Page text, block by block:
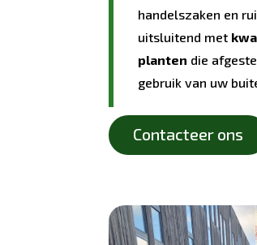
handelszaken en
uitsluitend met
planten die
gebruik van uw
Contacteer ons